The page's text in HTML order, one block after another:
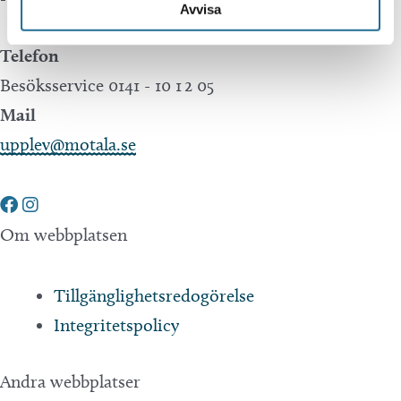
Avvisa
Telefon
Besöksservice 0141 - 10 1 2 05
Mail
upplev@motala.se
Om webbplatsen
Tillgänglighetsredogörelse
Integritetspolicy
Andra webbplatser